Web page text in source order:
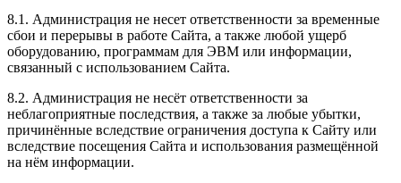
8.1. Администрация не несет ответственности за временные
сбои и перерывы в работе Сайта, а также любой ущерб
оборудованию, программам для ЭВМ или информации,
связанный с использованием Сайта.
8.2. Администрация не несёт ответственности за
неблагоприятные последствия, а также за любые убытки,
причинённые вследствие ограничения доступа к Сайту или
вследствие посещения Сайта и использования размещённой
на нём информации.